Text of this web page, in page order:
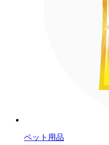
ペット用品